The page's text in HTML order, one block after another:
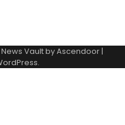
News Vault byAscendoor|
.